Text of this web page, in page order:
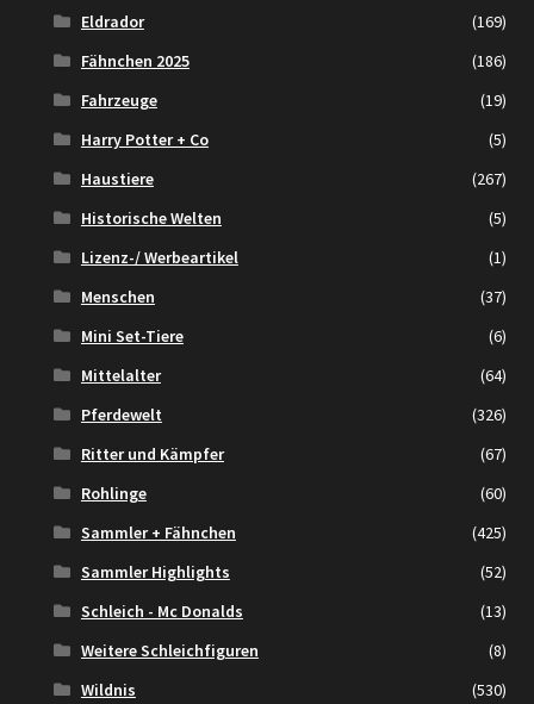
Eldrador
(169)
Fähnchen 2025
(186)
Fahrzeuge
(19)
Harry Potter + Co
(5)
Haustiere
(267)
Historische Welten
(5)
Lizenz-/ Werbeartikel
(1)
Menschen
(37)
Mini Set-Tiere
(6)
Mittelalter
(64)
Pferdewelt
(326)
Ritter und Kämpfer
(67)
Rohlinge
(60)
Sammler + Fähnchen
(425)
Sammler Highlights
(52)
Schleich - Mc Donalds
(13)
Weitere Schleichfiguren
(8)
Wildnis
(530)